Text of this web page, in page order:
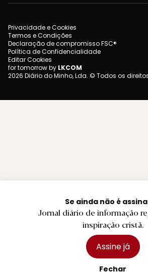
Se ainda não é
Jornal diário de informação
inspiração cristã.
Assine já
Fechar
Privacidade e Cookies
Termos e Condições
Declaração de compromisso FSC®
Política de Confidencialidade
Editar Cookies
for tomorrow by LKCOM
2026 Diário do Minho, Lda. © Todos os